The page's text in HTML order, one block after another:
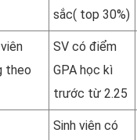
sắc( top 30%)
theo
SV có điểm
GPA học kì
trước từ 2.25
Sinh viên có